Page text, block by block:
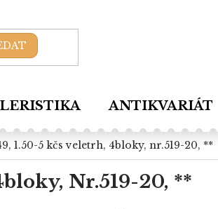
ANTIKVARIÁT
1.50-5 kčs veletrh, 4bloky, nr.519-20, **
Nr.519-20, **